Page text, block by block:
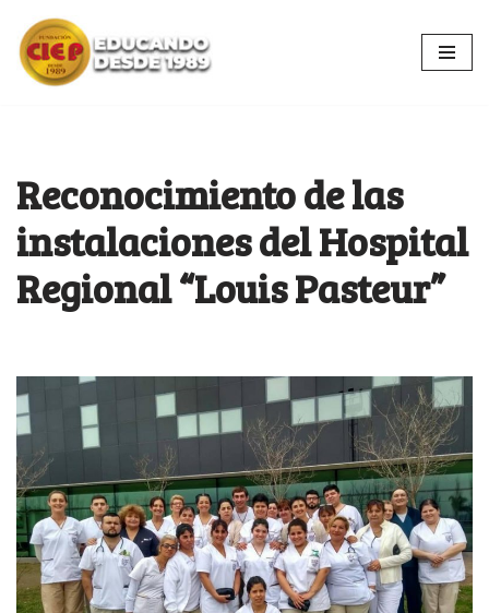
Ir
al
Reconocimiento de las
instalaciones del Hospital
Regional “Louis Pasteur”